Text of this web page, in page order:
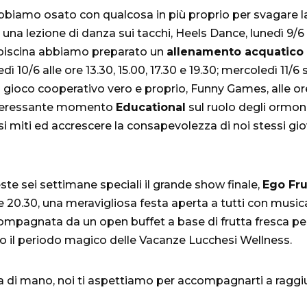
osato con qualcosa in più proprio per svagare
lezione di danza sui tacchi, Heels Dance, lunedì 9/6
abbiamo preparato un allenamento acquatico
10/6 alle ore 13.30, 15.00, 17.30 e 19.30; mercoledì 11/6
cooperativo vero e proprio, Funny Games, alle ore
momento Educational sul ruolo degli
miti ed accrescere la consapevolezza di noi stessi
sei settimane speciali il grande show finale, Ego
20.30, una meravigliosa festa aperta a tutti con
da un open buffet a base di frutta fresca
il periodo magico delle Vacanze Lucchesi Wellness.
di mano, noi ti aspettiamo per accompagnarti a